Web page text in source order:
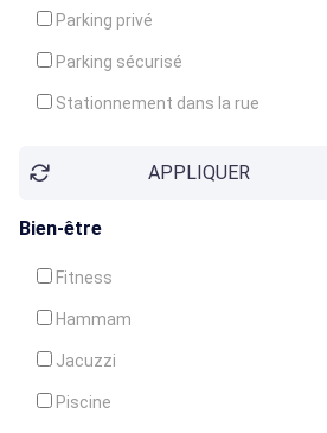
Parking privé
Parking sécurisé
Stationnement dans la rue
APPLIQUER
Bien-être
Fitness
Hammam
Jacuzzi
Piscine